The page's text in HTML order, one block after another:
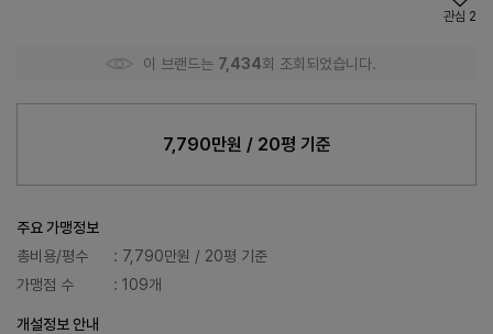
관심 2
이 브랜드는 7,434회 조회되었습니다.
7,790만원 / 20평 기준
주요 가맹정보
총비용/평수
: 7,790만원 / 20평 기준
가맹점 수
: 109개
개설정보 안내